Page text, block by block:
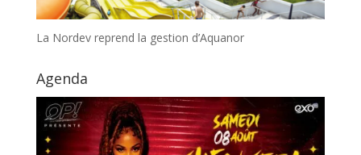
La Nordev reprend la gestion d’Aquanor
Agenda